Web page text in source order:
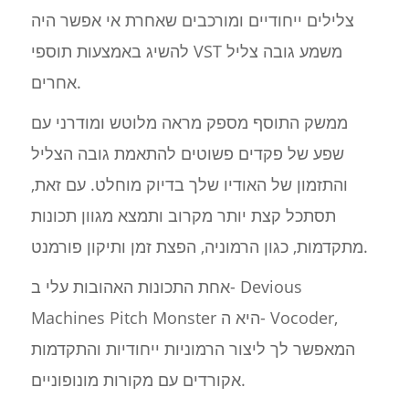
צלילים ייחודיים ומורכבים שאחרת אי אפשר היה
להשיג באמצעות תוספי VST משמע גובה צליל
אחרים.
ממשק התוסף מספק מראה מלוטש ומודרני עם
שפע של פקדים פשוטים להתאמת גובה הצליל
והתזמון של האודיו שלך בדיוק מוחלט. עם זאת,
תסתכל קצת יותר מקרוב ותמצא מגוון תכונות
מתקדמות, כגון הרמוניה, הפצת זמן ותיקון פורמנט.
אחת התכונות האהובות עלי ב- Devious
Machines Pitch Monster היא ה- Vocoder,
המאפשר לך ליצור הרמוניות ייחודיות והתקדמות
אקורדים עם מקורות מונופוניים.